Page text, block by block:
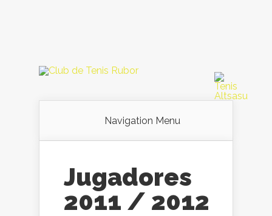
Navigation Menu
Jugadores
2011 / 2012